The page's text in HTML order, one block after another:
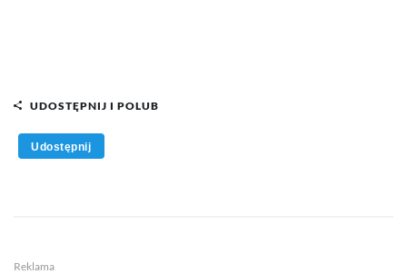
UDOSTĘPNIJ I POLUB
Udostępnij
Reklama